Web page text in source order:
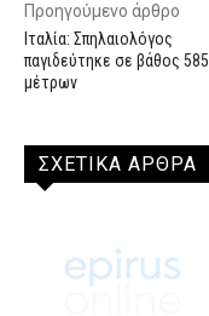
Προηγούμενο άρθρο
Ιταλία: Σπηλαιολόγος
παγιδεύτηκε σε βάθος 585
μέτρων
ΣΧΕΤΙΚΑ ΑΡΘΡΑ